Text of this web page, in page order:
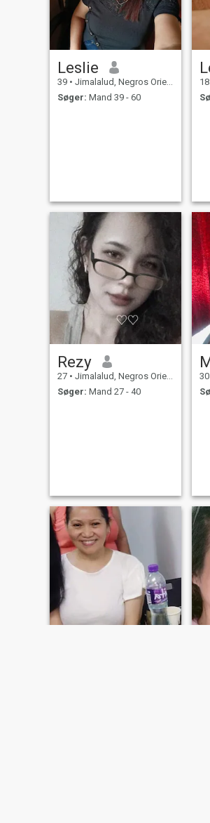
Leslie
39 • Jimalalud, Negros Oriental, Filippinerne
Søger: Mand 39 - 60
18
Rezy
27 • Jimalalud, Negros Oriental, Filippinerne
Søger: Mand 27 - 40
30